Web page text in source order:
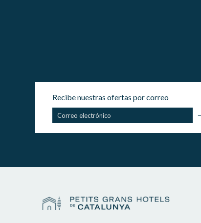
Recibe nuestras ofertas por correo